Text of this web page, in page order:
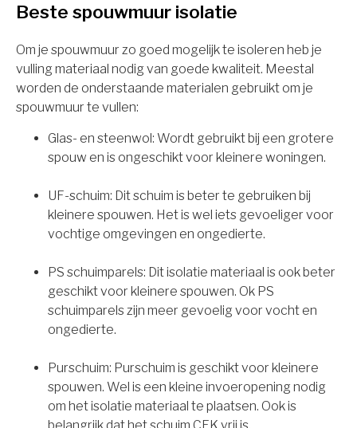
Beste spouwmuur isolatie
Om je spouwmuur zo goed mogelijk te isoleren heb je
vulling materiaal nodig van goede kwaliteit. Meestal
worden de onderstaande materialen gebruikt om je
spouwmuur te vullen:
Glas- en steenwol: Wordt gebruikt bij een grotere
spouw en is ongeschikt voor kleinere woningen.
UF-schuim: Dit schuim is beter te gebruiken bij
kleinere spouwen. Het is wel iets gevoeliger voor
vochtige omgevingen en ongedierte.
PS schuimparels: Dit isolatie materiaal is ook beter
geschikt voor kleinere spouwen. Ok PS
schuimparels zijn meer gevoelig voor vocht en
ongedierte.
Purschuim: Purschuim is geschikt voor kleinere
spouwen. Wel is een kleine invoeropening nodig
om het isolatie materiaal te plaatsen. Ook is
belangrijk dat het schuim CFK vrij is.